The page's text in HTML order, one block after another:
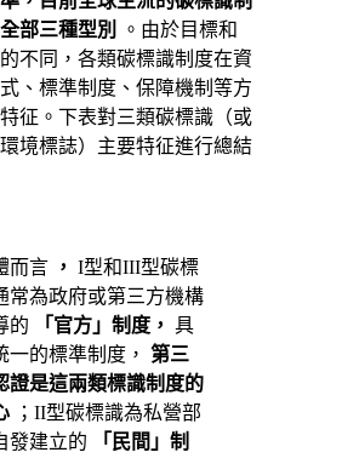
部三種型別
。由於目標和
不同，各類碳標識制度在資
、標準制度、保障機制等方
征。下表對三類碳標識（或
境標誌）主要特征進行總結
而言 ， I型和III型碳標
常為政府或第三方機構
的
「官方」制度， 具
一的標準制度， 第三
證是這兩類標識制度的
；II型碳標識為私營部
發建立的
「民間」制